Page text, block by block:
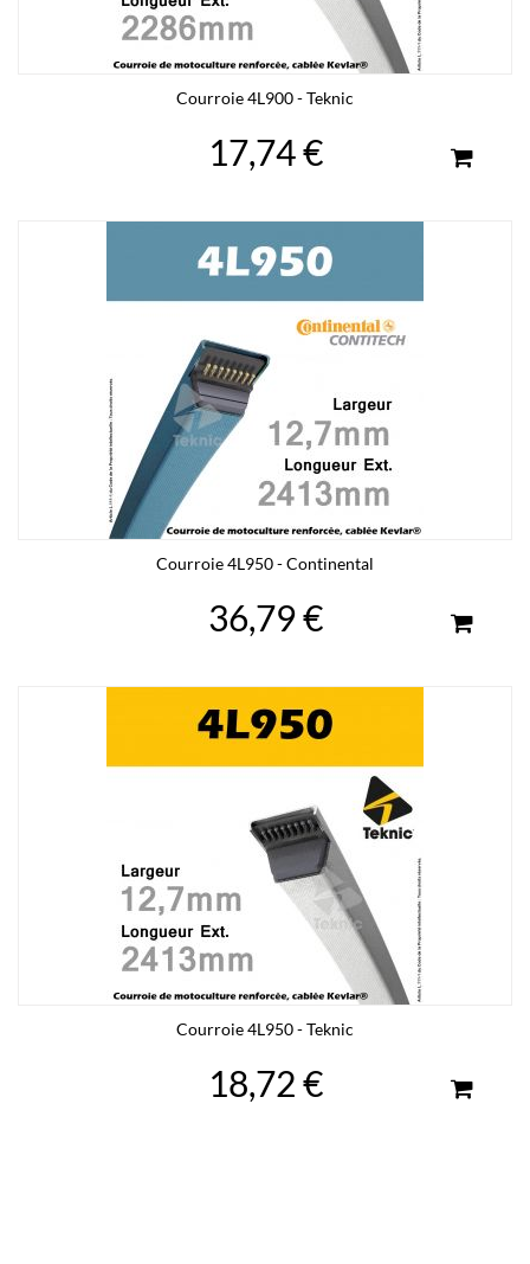
Courroie 4L900 - Teknic
17,74 €
Courroie 4L950 - Continental
36,79 €
Courroie 4L950 - Teknic
18,72 €